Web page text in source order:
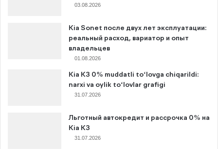
03.08.2026
Kia Sonet после двух лет эксплуатации:
реальный расход, вариатор и опыт
владельцев
01.08.2026
Kia K3 0% muddatli to‘lovga chiqarildi:
narxi va oylik to‘lovlar grafigi
31.07.2026
Льготный автокредит и рассрочка 0% на
Kia K3
31.07.2026